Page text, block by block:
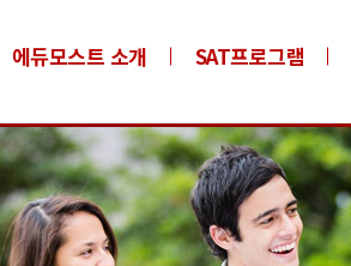
에듀모스트 소개 SAT프로그램